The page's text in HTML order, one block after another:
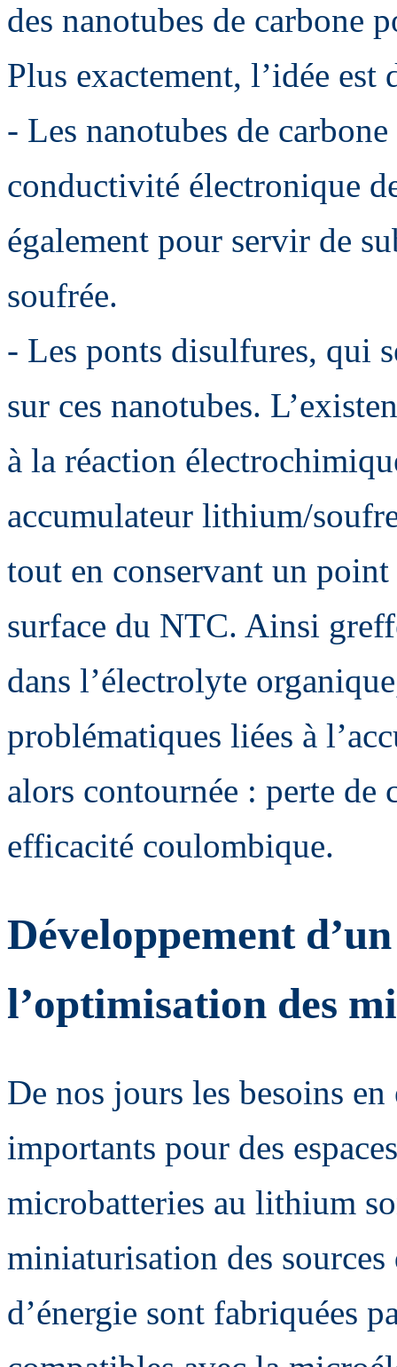
des nanotubes de carbone
Plus exactement, l’idée est
- Les nanotubes de
conductivité électronique
également pour servir de
soufrée.
- Les ponts disulfures, qui
sur ces nanotubes.
à la réaction
accumulateur lithium/
tout en conservant un
surface du NTC. Ainsi
dans l’électrolyte
problématiques liées à
alors contournée : perte de
efficacité coulombique.
Développement
l’optimisation des
De nos jours les besoins
importants pour des
microbatteries au lithium
miniaturisation des sources
d’énergie sont fabriquées